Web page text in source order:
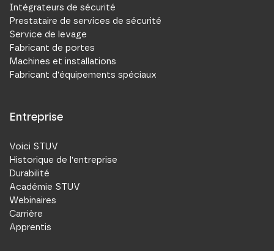
Intégrateurs de sécurité
Prestataire de services de sécurité
Service de levage
Fabricant de portes
Machines et installations
Fabricant d'équipements spéciaux
Entreprise
Voici STUV
Historique de l'entreprise
Durabilité
Académie STUV
Webinaires
Carrière
Apprentis